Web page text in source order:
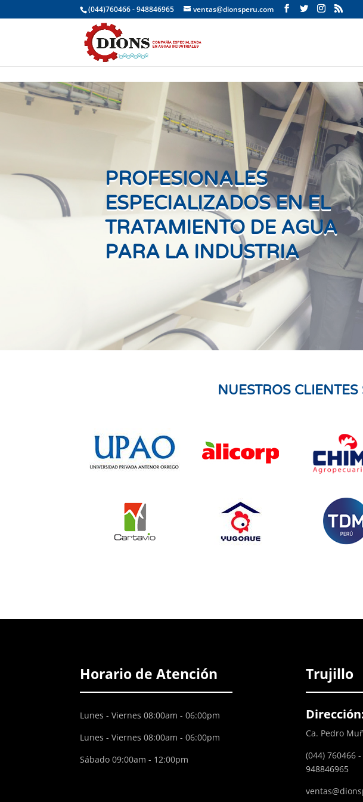
(044)760466 - 948846965 ventas@dionsperu.com
PROFESIONALES
ESPECIALIZADOS EN EL
TRATAMIENTO DE AGUA
PARA LA INDUSTRIA
NUESTROS
Horario de Atención
Lunes - Viernes 08:00am - 06:00pm
Lunes - Viernes 08:00am - 06:00pm
Sábado 09:00am - 12:00pm
Trujillo
Ca. Pedro
(044) 760466
948846965